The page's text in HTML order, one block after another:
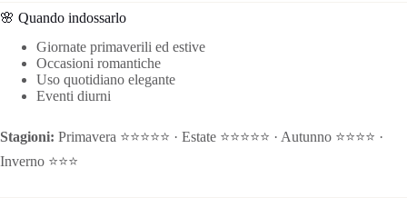
🌸 Quando indossarlo
Giornate primaverili ed estive
Occasioni romantiche
Uso quotidiano elegante
Eventi diurni
Stagioni: Primavera ⭐⭐⭐⭐⭐ · Estate ⭐⭐⭐⭐⭐ · Autunno ⭐⭐⭐⭐ ·
Inverno ⭐⭐⭐